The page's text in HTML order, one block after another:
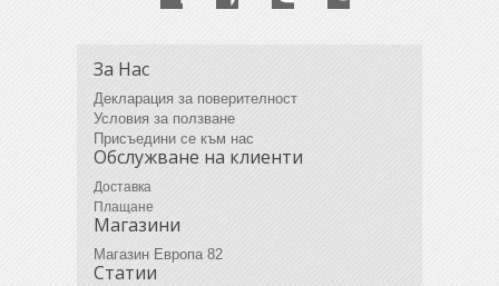
За Нас
Декларация за поверителност
Условия за ползване
Присъедини се към нас
Обслужване на клиенти
Доставка
Плащане
Магазини
Магазин Европа 82
Статии